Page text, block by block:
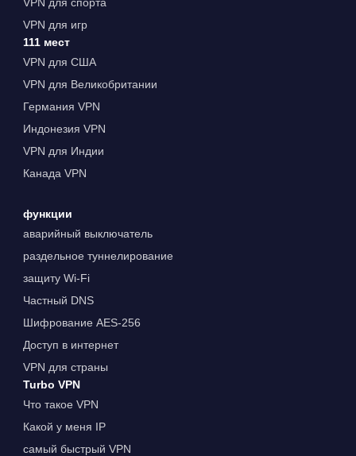
VPN для игр
111 мест
VPN для США
VPN для Великобритании
Германия VPN
Индонезия VPN
VPN для Индии
Канада VPN
функции
аварийный выключатель
раздельное туннелирование
защиту Wi-Fi
Частный DNS
Шифрование AES-256
Доступ в интернет
VPN для страны
Turbo VPN
Что такое VPN
Какой у меня IP
самый быстрый VPN